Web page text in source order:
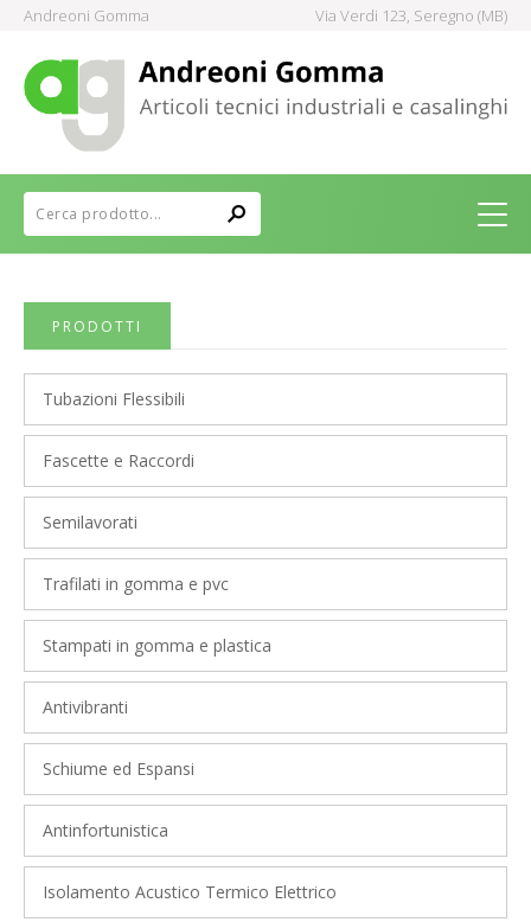
Andreoni Gomma Via Verdi 123, Seregno (MB)
PRODOTTI
Tubazioni Flessibili
Fascette e Raccordi
Semilavorati
Trafilati in gomma e pvc
Stampati in gomma e plastica
Antivibranti
Schiume ed Espansi
Antinfortunistica
Isolamento Acustico Termico Elettrico